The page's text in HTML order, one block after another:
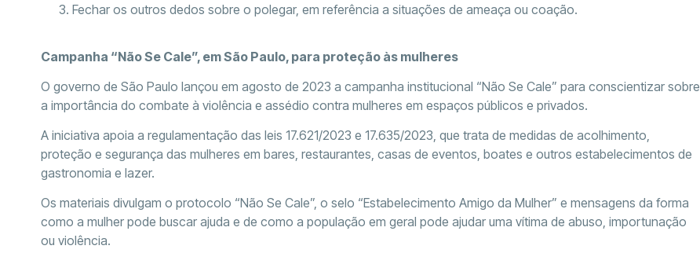
Fechar os outros dedos sobre o polegar, em referência a situações de ameaça ou coação.
Campanha “Não Se Cale”, em São Paulo, para proteção às mulheres
O governo de São Paulo lançou em agosto de 2023 a campanha institucional “Não Se Cale” para conscientizar sobre
a importância do combate à violência e assédio contra mulheres em espaços públicos e privados.
A iniciativa apoia a regulamentação das leis 17.621/2023 e 17.635/2023, que trata de medidas de acolhimento,
proteção e segurança das mulheres em bares, restaurantes, casas de eventos, boates e outros estabelecimentos de
gastronomia e lazer.
Os materiais divulgam o protocolo “Não Se Cale”, o selo “Estabelecimento Amigo da Mulher” e mensagens da forma
como a mulher pode buscar ajuda e de como a população em geral pode ajudar uma vítima de abuso, importunação
ou violência.